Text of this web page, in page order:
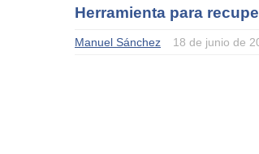
Herramienta para
Manuel Sánchez 18 de junio de